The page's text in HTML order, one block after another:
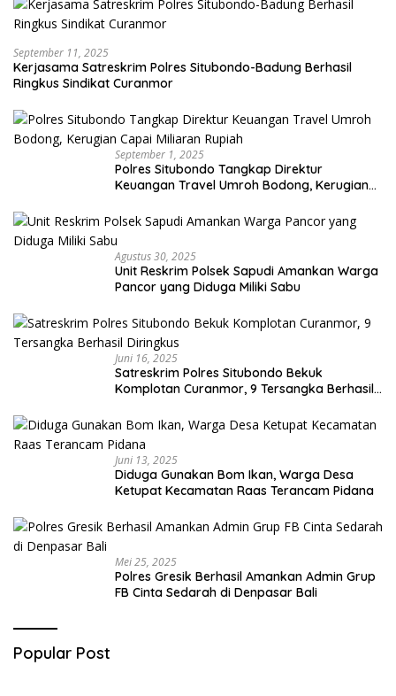
September 11, 2025
Kerjasama Satreskrim Polres Situbondo-Badung Berhasil
Ringkus Sindikat Curanmor
September 1, 2025
Polres Situbondo Tangkap Direktur
Keuangan Travel Umroh Bodong, Kerugian
Agustus 30, 2025
Unit Reskrim Polsek Sapudi Amankan Warga
Pancor yang Diduga Miliki Sabu
Juni 16, 2025
Satreskrim Polres Situbondo Bekuk
Komplotan Curanmor, 9 Tersangka Berhasil
Juni 13, 2025
Diduga Gunakan Bom Ikan, Warga Desa
Ketupat Kecamatan Raas Terancam Pidana
Mei 25, 2025
Polres Gresik Berhasil Amankan Admin Grup
FB Cinta Sedarah di Denpasar Bali
Popular Post